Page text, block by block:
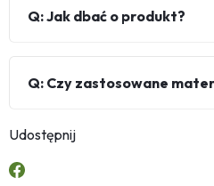
Q: Jak dbać o produkt?
Q: Czy zastosowane
Udostępnij